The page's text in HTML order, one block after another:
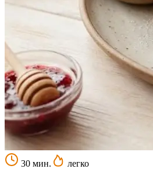
30 мин.
легко